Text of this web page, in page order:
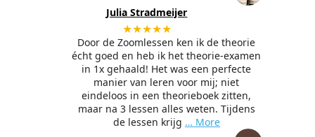
Julia Stradmeijer
★★★★★
Door de Zoomlessen ken ik de theorie
écht goed en heb ik het theorie-examen
in 1x gehaald! Het was een perfecte
manier van leren voor mij; niet
eindeloos in een theorieboek zitten,
maar na 3 lessen alles weten. Tijdens
de lessen krijg … More